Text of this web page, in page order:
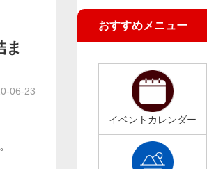
ま
06-23
おすすめメニュー
イベントカレンダー